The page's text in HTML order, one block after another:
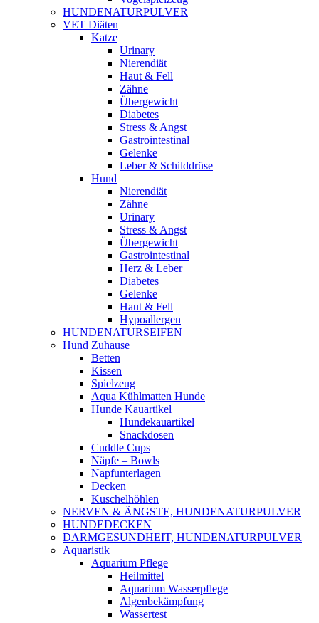
HUNDENATURPULVER
VET Diäten
Katze
Urinary
Nierendiät
Haut & Fell
Zähne
Übergewicht
Diabetes
Stress & Angst
Gastrointestinal
Gelenke
Leber & Schilddrüse
Hund
Nierendiät
Zähne
Urinary
Stress & Angst
Übergewicht
Gastrointestinal
Herz & Leber
Diabetes
Gelenke
Haut & Fell
Hypoallergen
HUNDENATURSEIFEN
Hund Zuhause
Betten
Kissen
Spielzeug
Aqua Kühlmatten Hunde
Hunde Kauartikel
Hundekauartikel
Snackdosen
Cuddle Cups
Näpfe – Bowls
Napfunterlagen
Decken
Kuschelhöhlen
NERVEN & ÄNGSTE, HUNDENATURPULVER
HUNDEDECKEN
DARMGESUNDHEIT, HUNDENATURPULVER
Aquaristik
Aquarium Pflege
Heilmittel
Aquarium Wasserpflege
Algenbekämpfung
Wassertest